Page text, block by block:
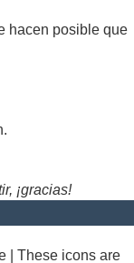
hacen posible que
¡gracias!
| These icons are